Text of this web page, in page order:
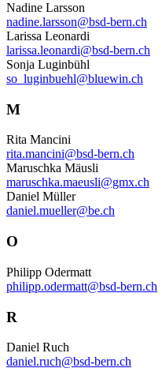
Nadine Larsson
nadine.larsson@bsd-bern.ch
Larissa Leonardi
larissa.leonardi@bsd-bern.ch
Sonja Luginbühl
so_luginbuehl@bluewin.ch
M
Rita Mancini
rita.mancini@bsd-bern.ch
Maruschka Mäusli
maruschka.maeusli@gmx.ch
Daniel Müller
daniel.mueller@be.ch
O
Philipp Odermatt
philipp.odermatt@bsd-bern.ch
R
Daniel Ruch
daniel.ruch@bsd-bern.ch